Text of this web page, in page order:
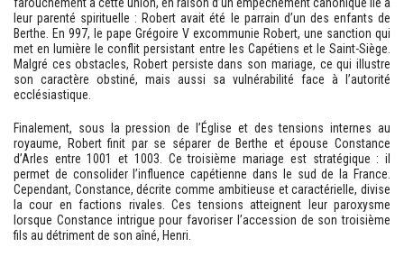
leur parenté spirituelle : Robert avait été le parrain d’un des enfants de
Berthe. En 997, le pape Grégoire V excommunie Robert, une sanction qui
met en lumière le conflit persistant entre les Capétiens et le Saint-Siège.
Malgré ces obstacles, Robert persiste dans son mariage, ce qui illustre
son caractère obstiné, mais aussi sa vulnérabilité face à l’autorité
ecclésiastique.
Finalement, sous la pression de l’Église et des tensions internes au
royaume, Robert finit par se séparer de Berthe et épouse Constance
d’Arles entre 1001 et 1003. Ce troisième mariage est stratégique : il
permet de consolider l’influence capétienne dans le sud de la France.
Cependant, Constance, décrite comme ambitieuse et caractérielle, divise
la cour en factions rivales. Ces tensions atteignent leur paroxysme
lorsque Constance intrigue pour favoriser l’accession de son troisième
fils au détriment de son aîné, Henri.